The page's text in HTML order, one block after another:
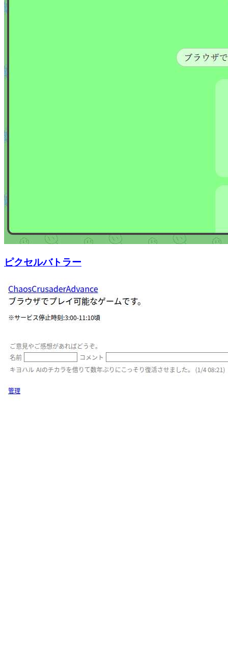
ピクセルバトラー